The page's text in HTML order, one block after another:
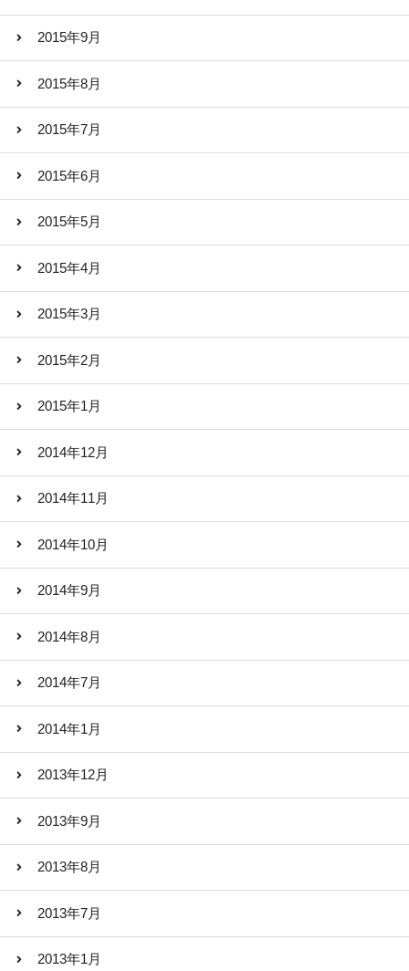
2015年9月
2015年8月
2015年7月
2015年6月
2015年5月
2015年4月
2015年3月
2015年2月
2015年1月
2014年12月
2014年11月
2014年10月
2014年9月
2014年8月
2014年7月
2014年1月
2013年12月
2013年9月
2013年8月
2013年7月
2013年1月